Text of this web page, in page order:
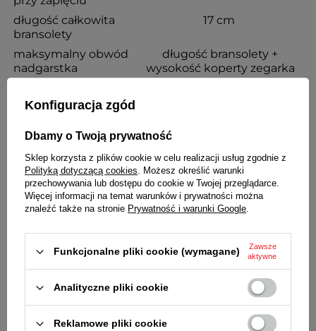
długość całkowita
bransolety
17 cm
maksymalny obwód
nadgarstka
długość bransolety +
wysokość koperty zegarka
kolor
rodzaj zapięcia
grubość
3,1 mm
Wraz z bransoletą otrzymasz:
komplet teleskopów
SZCZEGÓŁOWE DANE
(0)
Konfiguracja zgód
Dbamy o Twoją prywatność
Sklep korzysta z plików cookie w celu realizacji usług zgodnie z
Polityką dotyczącą cookies. Możesz określić warunki
przechowywania lub dostępu do cookie w Twojej przeglądarce.
Więcej informacji na temat warunków i prywatności można
znaleźć także na stronie Prywatność i warunki Google.
Funkcjonalne pliki cookie (wymagane)
Zawsze
aktywne
Analityczne pliki cookie
Reklamowe pliki cookie